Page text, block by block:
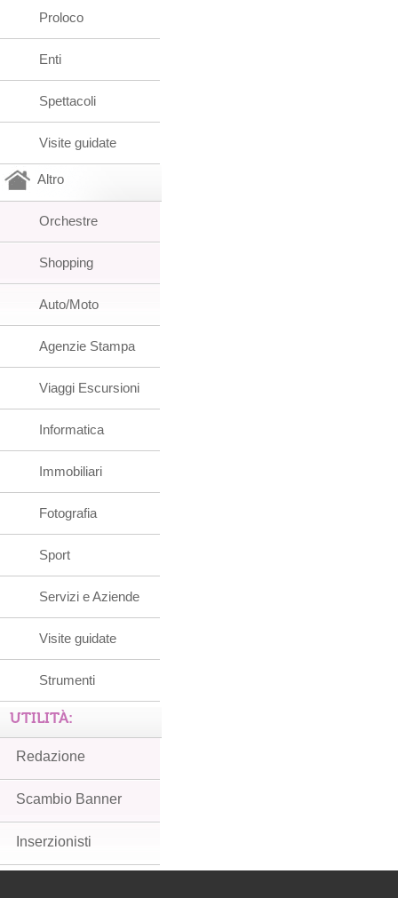
Proloco
Enti
Spettacoli
Visite guidate
Altro
Orchestre
Shopping
Auto/Moto
Agenzie Stampa
Viaggi Escursioni
Informatica
Immobiliari
Fotografia
Sport
Servizi e Aziende
Visite guidate
Strumenti
UTILITÀ:
Redazione
Scambio Banner
Inserzionisti